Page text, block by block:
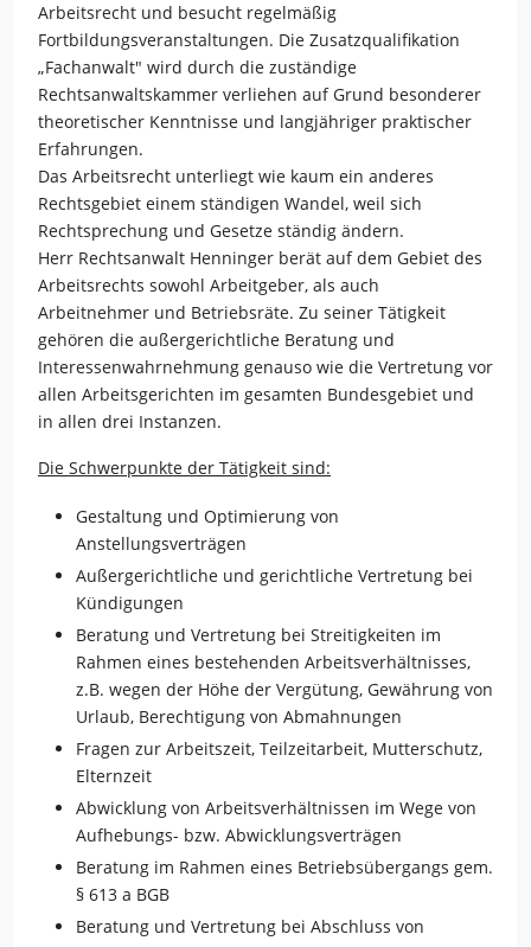
Arbeitsrecht und besucht regelmäßig
Fortbildungsveranstaltungen. Die Zusatzqualifikation
„Fachanwalt" wird durch die zuständige
Rechtsanwaltskammer verliehen auf Grund besonderer
theoretischer Kenntnisse und langjähriger praktischer
Erfahrungen.
Das Arbeitsrecht unterliegt wie kaum ein anderes
Rechtsgebiet einem ständigen Wandel, weil sich
Rechtsprechung und Gesetze ständig ändern.
Herr Rechtsanwalt Henninger berät auf dem Gebiet des
Arbeitsrechts sowohl Arbeitgeber, als auch
Arbeitnehmer und Betriebsräte. Zu seiner Tätigkeit
gehören die außergerichtliche Beratung und
Interessenwahrnehmung genauso wie die Vertretung vor
allen Arbeitsgerichten im gesamten Bundesgebiet und
in allen drei Instanzen.
Die Schwerpunkte der Tätigkeit sind:
Gestaltung und Optimierung von
Anstellungsverträgen
Außergerichtliche und gerichtliche Vertretung bei
Kündigungen
Beratung und Vertretung bei Streitigkeiten im
Rahmen eines bestehenden Arbeitsverhältnisses,
z.B. wegen der Höhe der Vergütung, Gewährung von
Urlaub, Berechtigung von Abmahnungen
Fragen zur Arbeitszeit, Teilzeitarbeit, Mutterschutz,
Elternzeit
Abwicklung von Arbeitsverhältnissen im Wege von
Aufhebungs- bzw. Abwicklungsverträgen
Beratung im Rahmen eines Betriebsübergangs gem.
§ 613 a BGB
Beratung und Vertretung bei Abschluss von